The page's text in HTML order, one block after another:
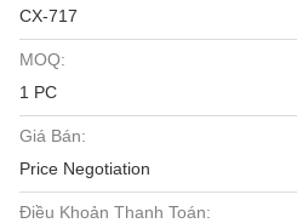
CX-717
MOQ:
1 PC
Giá Bán:
Price Negotiation
Điều Khoản Thanh Toán: